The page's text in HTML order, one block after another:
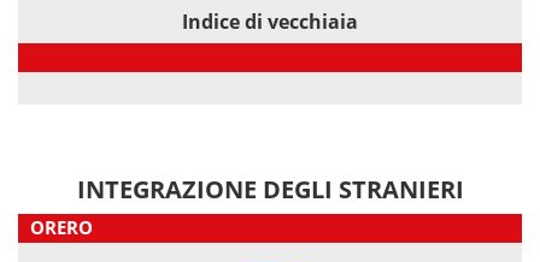
Indice di vecchiaia
INTEGRAZIONE DEGLI STRANIERI
ORERO